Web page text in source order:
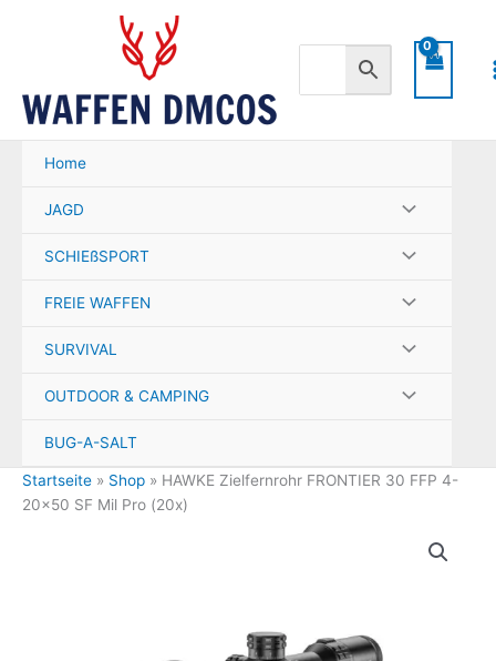
Home
JAGD
SCHIEßSPORT
FREIE WAFFEN
SURVIVAL
OUTDOOR & CAMPING
BUG-A-SALT
Startseite » Shop » HAWKE Zielfernrohr FRONTIER 30 FFP 4-
20×50 SF Mil Pro (20x)